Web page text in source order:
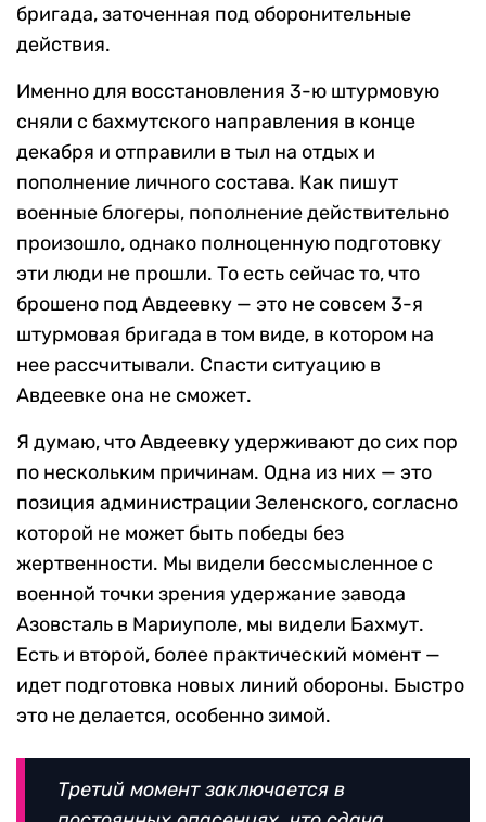
бригада, заточенная под оборонительные
действия.
Именно для восстановления 3-ю штурмовую
сняли с бахмутского направления в конце
декабря и отправили в тыл на отдых и
пополнение личного состава. Как пишут
военные блогеры, пополнение действительно
произошло, однако полноценную подготовку
эти люди не прошли. То есть сейчас то, что
брошено под Авдеевку — это не совсем 3-я
штурмовая бригада в том виде, в котором на
нее рассчитывали. Спасти ситуацию в
Авдеевке она не сможет.
Я думаю, что Авдеевку удерживают до сих пор
по нескольким причинам. Одна из них — это
позиция администрации Зеленского, согласно
которой не может быть победы без
жертвенности. Мы видели бессмысленное с
военной точки зрения удержание завода
Азовсталь в Мариуполе, мы видели Бахмут.
Есть и второй, более практический момент —
идет подготовка новых линий обороны. Быстро
это не делается, особенно зимой.
Третий момент заключается в